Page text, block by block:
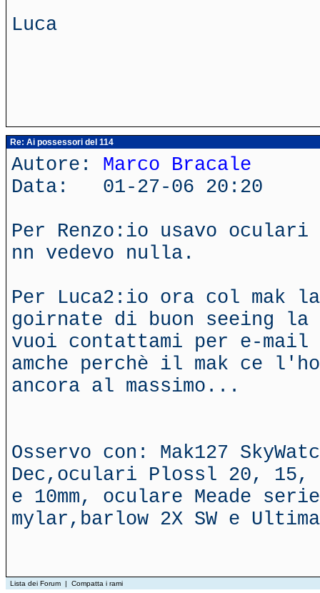
Luca
Re: Ai possessori del 114
Autore: Marco Bracale
Data: 01-27-06 20:20
Per Renzo:io usavo
nn vedevo nulla.
Per Luca2:io ora col mak
goirnate di buon seeing
vuoi contattami per e-mail
amche perchè il mak ce
ancora al massimo...
Osservo con: Mak127
Dec,oculari Plossl 20, 15,
e 10mm, oculare Meade
mylar,barlow 2X SW e
Lista dei Forum | Compatta i rami